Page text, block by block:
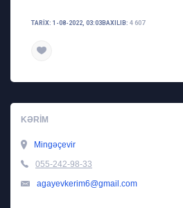
TARIX: 1-08-2022, 03:03 BAXILIB: 4 607
KƏRIM
Mingəçevir
055-242-98-33
agayevkerim6@gmail.com